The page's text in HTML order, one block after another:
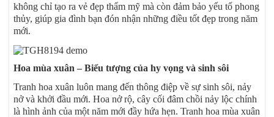
không chỉ tạo ra vẻ đẹp thẩm mỹ mà còn đảm bảo yếu tố phong
thủy, giúp gia đình bạn đón nhận những điều tốt đẹp trong năm
mới.
Hoa mùa xuân – Biểu tượng của hy vọng và sinh sôi
Tranh hoa xuân luôn mang đến thông điệp về sự sinh sôi, nảy
nở và khởi đầu mới. Hoa nở rộ, cây cối đâm chồi nảy lộc chính
là hình ảnh của một năm mới đầy hứa hẹn. Tranh hoa mùa xuân